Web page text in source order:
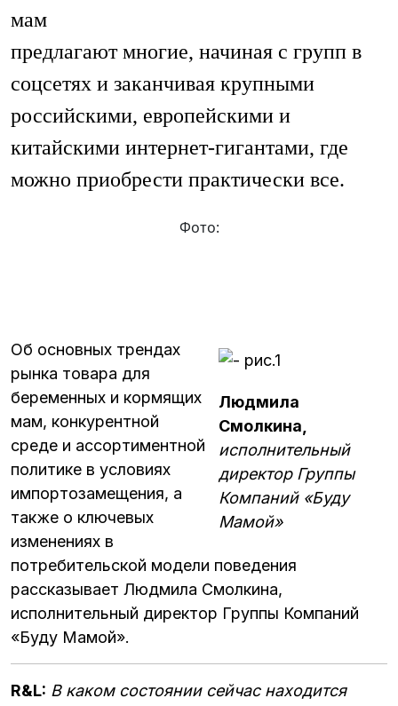
мам
предлагают многие, начиная с групп в
соцсетях и заканчивая крупными
российскими, европейскими и
китайскими интернет-гигантами, где
можно приобрести практически все.
Фото:
Людмила
Смолкина,
исполнительный
директор Группы
Компаний «Буду
Мамой»
Об основных трендах
рынка товара для
беременных и кормящих
мам, конкурентной
среде и ассортиментной
политике в условиях
импортозамещения, а
также о ключевых
изменениях в
потребительской модели поведения
рассказывает Людмила Смолкина,
исполнительный директор Группы Компаний
«Буду Мамой».
R&L: В каком состоянии сейчас находится